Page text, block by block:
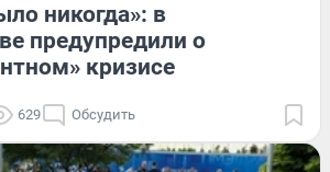
никогда»: в
предупредили о
кризисе
629 Обсудить